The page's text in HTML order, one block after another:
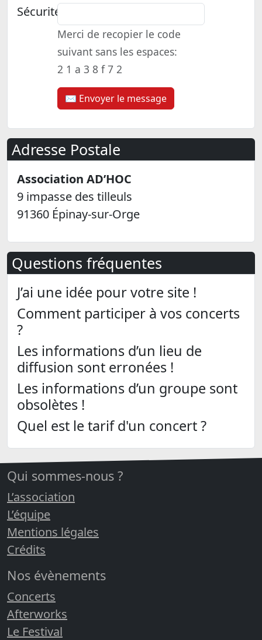
Sécurité
Merci de recopier le code
suivant sans les espaces:
2 1 a 3 8 f 7 2
Adresse Postale
Association AD’HOC
9 impasse des tilleuls
91360 Épinay-sur-Orge
Questions fréquentes
J’ai une idée pour votre site !
Comment participer à vos concerts
?
Les informations d’un lieu de
diffusion sont erronées !
Les informations d’un groupe sont
obsolètes !
Quel est le tarif d'un concert ?
Qui sommes-nous ?
L’association
L’équipe
Mentions légales
Crédits
Nos évènements
Concerts
Afterworks
Le Festival